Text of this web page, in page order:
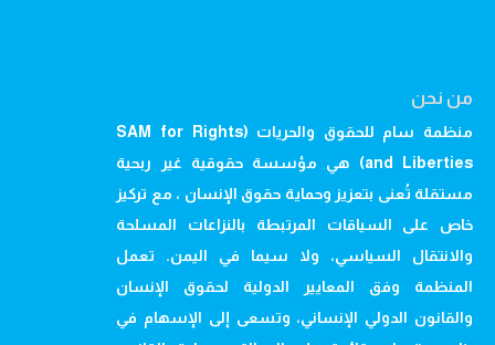
من نحن
منظمة سام للحقوق والحريات (SAM for Rights
and Liberties) هي مؤسسة حقوقية غير ربحية
مستقلة تُعنى بتعزيز وحماية حقوق الإنسان ، مع تركيز
خاص على السياقات المرتبطة بالنزاعات المسلحة
والانتقال السياسي، ولا سيما في اليمن. تعمل
المنظمة وفق المعايير الدولية لحقوق الإنسان
والقانون الدولي الإنساني، وتسعى إلى الإسهام في